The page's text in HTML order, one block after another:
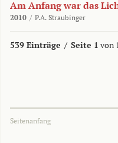
Am Anfang war das
2010 / P.A. Straubinger
539 Einträge / Seite 1 von
Seitenanfang